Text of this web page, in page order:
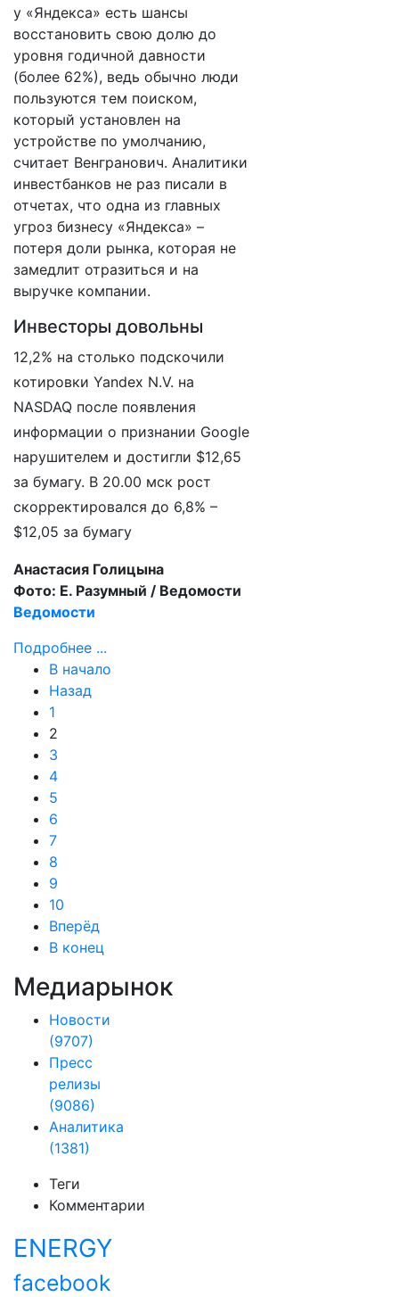
у «Яндекса» есть шансы
восстановить свою долю до
уровня годичной давности
(более 62%), ведь обычно люди
пользуются тем поиском,
который установлен на
устройстве по умолчанию,
считает Венгранович. Аналитики
инвестбанков не раз писали в
отчетах, что одна из главных
угроз бизнесу «Яндекса» –
потеря доли рынка, которая не
замедлит отразиться и на
выручке компании.
Инвесторы довольны
12,2% на столько подскочили
котировки Yandex N.V. на
NASDAQ после появления
информации о признании Google
нарушителем и достигли $12,65
за бумагу. В 20.00 мск рост
скорректировался до 6,8% –
$12,05 за бумагу
Анастасия Голицына
Фото: Е. Разумный / Ведомости
Ведомости
Подробнее ...
В начало
Назад
1
2
3
4
5
6
7
8
9
10
Вперёд
В конец
Медиарынок
Новости
(9707)
Пресс
релизы
(9086)
Аналитика
(1381)
Теги
Комментарии
ENERGY
facebook